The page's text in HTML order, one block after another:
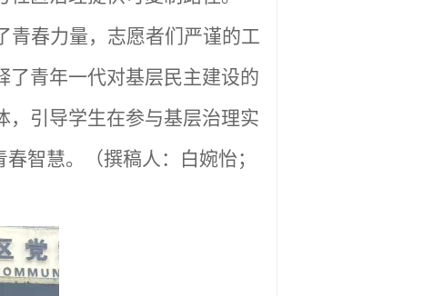
青春力量，志愿者们严谨的工
了青年一代对基层民主建设的
，引导学生在参与基层治理实
智慧。 （撰稿人：白婉怡；